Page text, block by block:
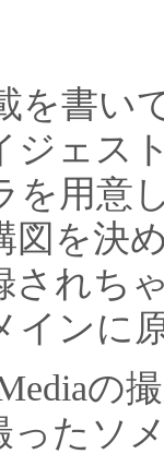
を書い
ジェス
を用意
図を決
されち
インに
の
ったソ